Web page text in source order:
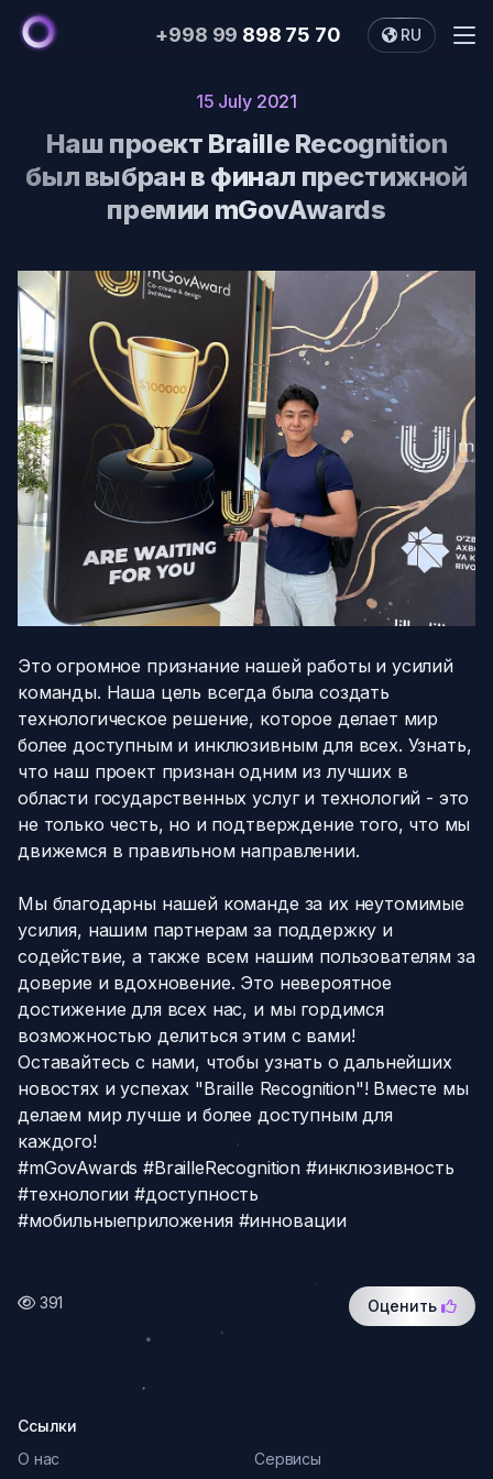
+998 99 898 75 70 RU
Сервисы
Портфолио
15 July 2021
Наш проект Braille Recognition
был выбран в финал престижной
премии mGovAwards
Это огромное признание нашей работы и усилий
команды. Наша цель всегда была создать
технологическое решение, которое делает мир
более доступным и инклюзивным для всех. Узнать,
что наш проект признан одним из лучших в
области государственных услуг и технологий - это
не только честь, но и подтверждение того, что мы
движемся в правильном направлении.
Мы благодарны нашей команде за их неутомимые
усилия, нашим партнерам за поддержку и
содействие, а также всем нашим пользователям за
доверие и вдохновение. Это невероятное
достижение для всех нас, и мы гордимся
возможностью делиться этим с вами!
Оставайтесь с нами, чтобы узнать о дальнейших
новостях и успехах "Braille Recognition"! Вместе мы
делаем мир лучше и более доступным для
каждого!
#mGovAwards #BrailleRecognition #инклюзивность
#технологии #доступность
#мобильныеприложения #инновации
391 Оценить
Ссылки
О нас
Сервисы